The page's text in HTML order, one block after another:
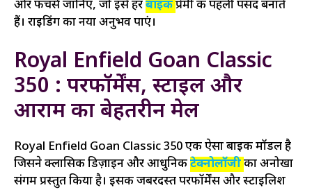
और फीचर्स जानिए, जो इसे हरबाइकप्रेमी की पहली पसंद बनाते
हैं। राइडिंग का नया अनुभव पाएं।
Royal Enfield Goan Classic
350 : परफॉर्मेंस, स्टाइल और
आराम का बेहतरीन मेल
Royal Enfield Goan Classic 350 एक ऐसा बाइक मॉडल है
जिसने क्लासिक डिज़ाइन और आधुनिकटेक्नोलॉजीका अनोखा
संगम प्रस्तुत किया है। इसकी जबरदस्त परफॉर्मेंस और स्टाइलिश